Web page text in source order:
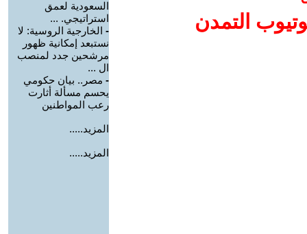
التمدن
السعودية لعمق
استراتيجي. ...
- الخارجية الروسية: لا
نستبعد إمكانية ظهور
مرشحين جدد لمنصب
ال ...
- مصر.. بيان حكومي
يحسم مسألة أثارت
رعب المواطنين
المزيد.....
المزيد.....